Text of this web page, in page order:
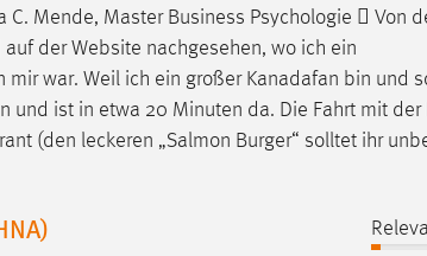
Mende, Master Business Psychologie  Von
der Website nachgesehen, wo ich ein
mir war. Weil ich ein großer Kanadafan bin und
und ist in etwa 20 Minuten da. Die Fahrt mit der
(den leckeren „Salmon Burger“ solltet ihr